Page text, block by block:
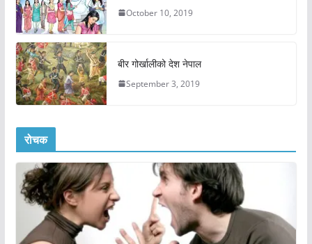
October 10, 2019
बीर गोर्खालीको देश नेपाल
September 3, 2019
रोचक